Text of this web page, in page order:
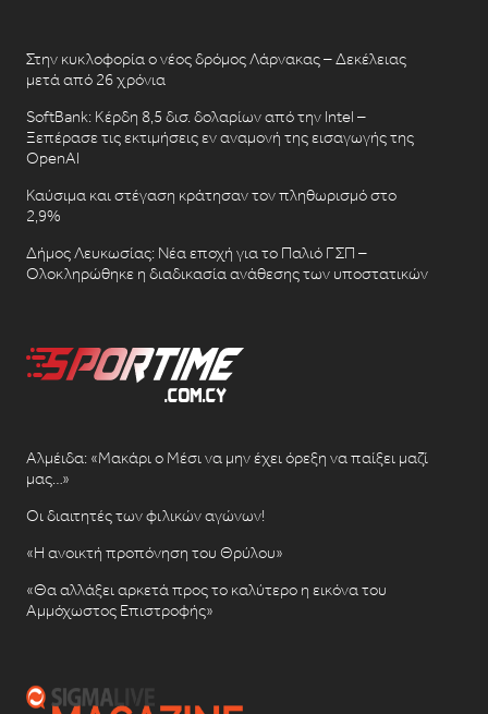
Στην κυκλοφορία ο νέος δρόμος Λάρνακας – Δεκέλειας
μετά από 26 χρόνια
SoftBank: Κέρδη 8,5 δισ. δολαρίων από την Intel –
Ξεπέρασε τις εκτιμήσεις εν αναμονή της εισαγωγής της
OpenAI
Καύσιμα και στέγαση κράτησαν τον πληθωρισμό στο
2,9%
Δήμος Λευκωσίας: Νέα εποχή για το Παλιό ΓΣΠ –
Ολοκληρώθηκε η διαδικασία ανάθεσης των υποστατικών
Αλμέιδα: «Μακάρι ο Μέσι να μην έχει όρεξη να παίξει μαζί
μας…»
Οι διαιτητές των φιλικών αγώνων!
«Η ανοικτή προπόνηση του Θρύλου»
«Θα αλλάξει αρκετά προς το καλύτερο η εικόνα του
Αμμόχωστος Επιστροφής»